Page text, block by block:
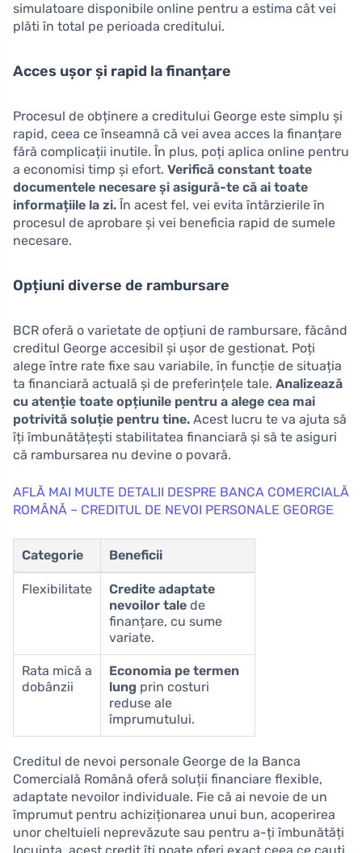
simulatoare disponibile online pentru a estima cât vei
plăti în total pe perioada creditului.
Acces ușor și rapid la finanțare
Procesul de obținere a creditului George este simplu și
rapid, ceea ce înseamnă că vei avea acces la finanțare
fără complicații inutile. În plus, poți aplica online pentru
a economisi timp și efort. Verifică constant toate
documentele necesare și asigură-te că ai toate
informațiile la zi. În acest fel, vei evita întârzierile în
procesul de aprobare și vei beneficia rapid de sumele
necesare.
Opțiuni diverse de rambursare
BCR oferă o varietate de opțiuni de rambursare, făcând
creditul George accesibil și ușor de gestionat. Poți
alege între rate fixe sau variabile, în funcție de situația
ta financiară actuală și de preferințele tale. Analizează
cu atenție toate opțiunile pentru a alege cea mai
potrivită soluție pentru tine. Acest lucru te va ajuta să
îți îmbunătățești stabilitatea financiară și să te asiguri
că rambursarea nu devine o povară.
AFLĂ MAI MULTE DETALII DESPRE BANCA COMERCIALĂ
ROMÂNĂ – CREDITUL DE NEVOI PERSONALE GEORGE
Categorie Beneficii
Flexibilitate
Credite adaptate
nevoilor tale de
finanțare, cu sume
variate.
Rata mică a
dobânzii
Economia pe termen
lung prin costuri
reduse ale
împrumutului.
Creditul de nevoi personale George de la Banca
Comercială Română oferă soluții financiare flexible,
adaptate nevoilor individuale. Fie că ai nevoie de un
împrumut pentru achiziționarea unui bun, acoperirea
unor cheltuieli neprevăzute sau pentru a-ți îmbunătăți